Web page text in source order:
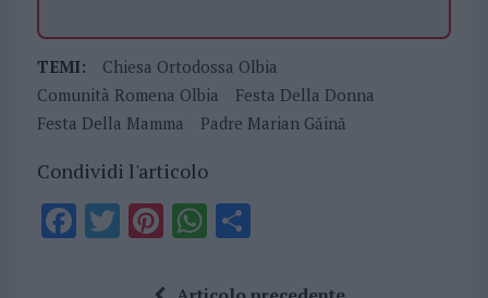
TEMI:
Chiesa Ortodossa Olbia
Comunità Romena Olbia
Festa Della Donna
Festa Della Mamma
Padre Marian Găină
Condividi l'articolo
F T PiWS